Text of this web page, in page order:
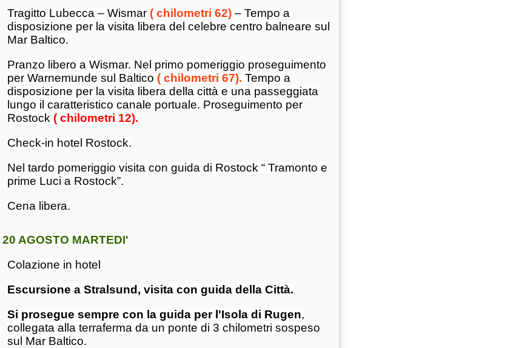
Tragitto Lubecca – Wismar ( chilometri 62) – Tempo a
disposizione per la visita libera del celebre centro balneare sul
Mar Baltico.
Pranzo libero a Wismar. Nel primo pomeriggio proseguimento
per Warnemunde sul Baltico ( chilometri 67). Tempo a
disposizione per la visita libera della città e una passeggiata
lungo il caratteristico canale portuale. Proseguimento per
Rostock ( chilometri 12).
Check-in hotel Rostock.
Nel tardo pomeriggio visita con guida di Rostock “ Tramonto e
prime Luci a Rostock”.
Cena libera.
20 AGOSTO MARTEDI'
Colazione in hotel
Escursione a Stralsund, visita con guida della Città.
Si prosegue sempre con la guida per l'Isola di Rugen,
collegata alla terraferma da un ponte di 3 chilometri sospeso
sul Mar Baltico.